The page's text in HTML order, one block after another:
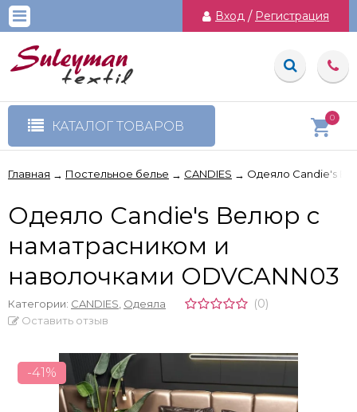
Вход / Регистрация
КАТАЛОГ ТОВАРОВ
0
Главная → Постельное белье → CANDIES → Одеяло Candie's
Одеяло Candie's Велюр c
наматрасником и
наволочками ODVCANN03
Категории: CANDIES Одеяла (0)
Оставить отзыв
-41%